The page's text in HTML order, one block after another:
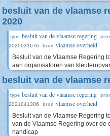
besluit van de vlaamse
2020
type besluit van de vlaamse regering
2020031676 bron vlaamse overheid
Besluit van de Vlaamse Regering
aan organisatoren van
besluit van de vlaamse
type besluit van de vlaamse regering
2021041306 bron vlaamse overheid
Besluit van de Vlaamse Regering
van de Vlaamse Regering over de
handicap